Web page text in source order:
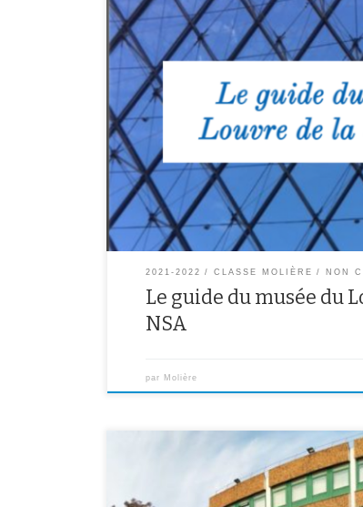
Cliquez sur le lien pour découvrir la visite du
la classe NSA Cliquez pour lire ce livre, créé
https://read.bookcreator.com
2021-2022 CLASSE MOLIÈRE NON
Le guide du musée du
NSA
par Molière